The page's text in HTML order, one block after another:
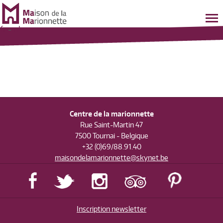
fr-nl
Centre de la marionnette
Rue Saint-Martin 47
7500 Tournai - Belgique
+32 (0)69/88.91.40
maisondelamarionnette@skynet.be
Inscription newsletter